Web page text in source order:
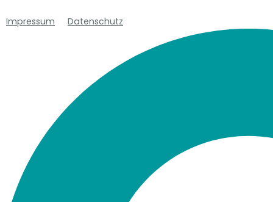
Impressum Datenschutz